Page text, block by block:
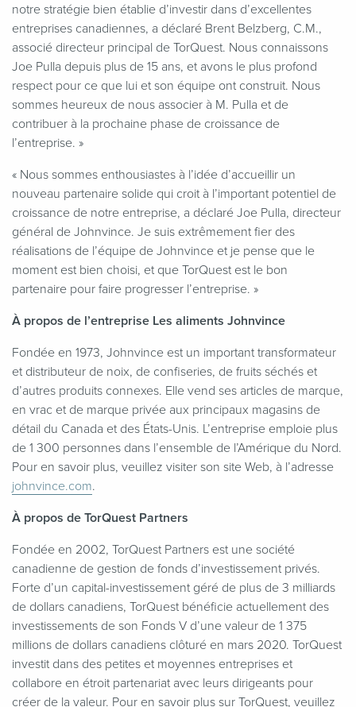
notre stratégie bien établie d’investir dans d’excellentes
entreprises canadiennes, a déclaré Brent Belzberg, C.M.,
associé directeur principal de TorQuest. Nous connaissons
Joe Pulla depuis plus de 15 ans, et avons le plus profond
respect pour ce que lui et son équipe ont construit. Nous
sommes heureux de nous associer à M. Pulla et de
contribuer à la prochaine phase de croissance de
l’entreprise. »
« Nous sommes enthousiastes à l’idée d’accueillir un
nouveau partenaire solide qui croit à l’important potentiel de
croissance de notre entreprise, a déclaré Joe Pulla, directeur
général de Johnvince. Je suis extrêmement fier des
réalisations de l’équipe de Johnvince et je pense que le
moment est bien choisi, et que TorQuest est le bon
partenaire pour faire progresser l’entreprise. »
À propos de l’entreprise Les aliments Johnvince
Fondée en 1973, Johnvince est un important transformateur
et distributeur de noix, de confiseries, de fruits séchés et
d’autres produits connexes. Elle vend ses articles de marque,
en vrac et de marque privée aux principaux magasins de
détail du Canada et des États-Unis. L’entreprise emploie plus
de 1 300 personnes dans l’ensemble de l’Amérique du Nord.
Pour en savoir plus, veuillez visiter son site Web, à l’adresse
john​vince​.com.
À propos de TorQuest Partners
Fondée en 2002, TorQuest Partners est une société
canadienne de gestion de fonds d’investissement privés.
Forte d’un capital-investissement géré de plus de 3 milliards
de dollars canadiens, TorQuest bénéficie actuellement des
investissements de son Fonds V d’une valeur de 1 375
millions de dollars canadiens clôturé en mars 2020. TorQuest
investit dans des petites et moyennes entreprises et
collabore en étroit partenariat avec leurs dirigeants pour
créer de la valeur. Pour en savoir plus sur TorQuest, veuillez